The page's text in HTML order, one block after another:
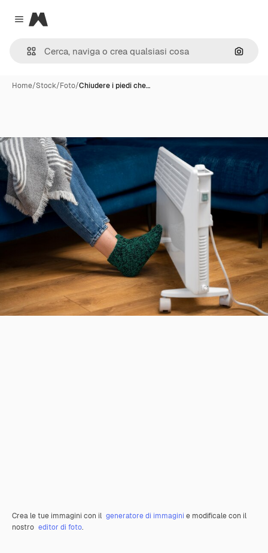
Close menu
Magnific
Cerca
Home/Stock/Foto/Chiudere i piedi che…
Crea le tue immagini con il generatore di immagini e modificale con il
nostro editor di foto.